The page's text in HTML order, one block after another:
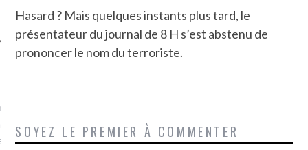
conquis mais en
Hasard ? Mais quelques instants plus tard, le
présentateur du journal de 8 H s’est abstenu de
prononcer le nom du terroriste.
SOYEZ LE PREMIER À COMMENTER